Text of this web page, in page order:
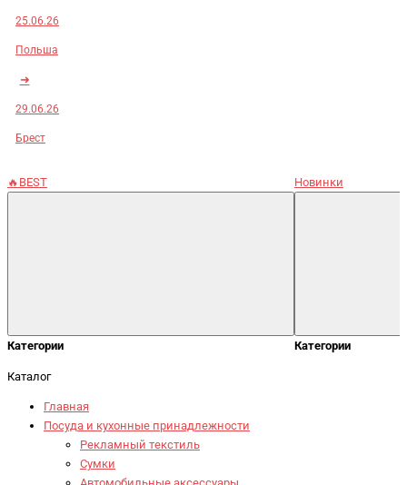
25.06.26
Польша
➜
29.06.26
Брест
🔥BEST
Категории
Новинки
Категории
Каталог
Главная
Посуда и кухонные принадлежности
Рекламный текстиль
Сумки